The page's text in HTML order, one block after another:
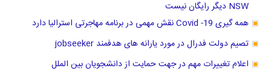
NSW دیگر رایگان نیست
همه گیری Covid -19 نقش مهمی در برنامه مهاجرتی استرالیا دارد
تصیم دولت فدرال در مورد یارانه های هدفمند jobseeker
اعلام تغییرات مهم در جهت حمایت از دانشجویان بین الملل